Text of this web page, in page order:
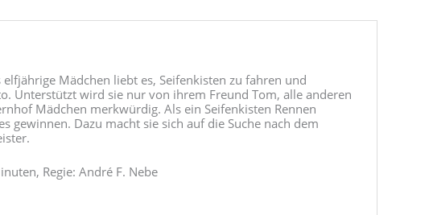
Mädchen liebt es, Seifenkisten zu fahren und
Unterstützt wird sie nur von ihrem Freund Tom, alle anderen
Mädchen merkwürdig. Als ein Seifenkisten Rennen
gewinnen. Dazu macht sie sich auf die Suche nach dem
Regie: André F. Nebe